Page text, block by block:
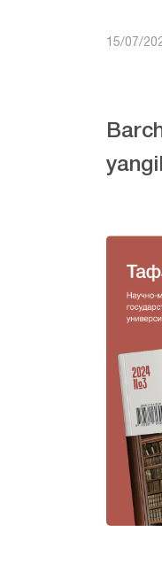
15/07/